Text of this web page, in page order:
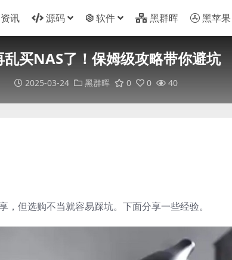
资讯 源码 软件 黑群晖 黑苹果
乱买NAS了！保姆级攻略带你避坑
2025-03-24 黑群晖 0 0 40
但选购不当就容易踩坑。下面分享一些经验。